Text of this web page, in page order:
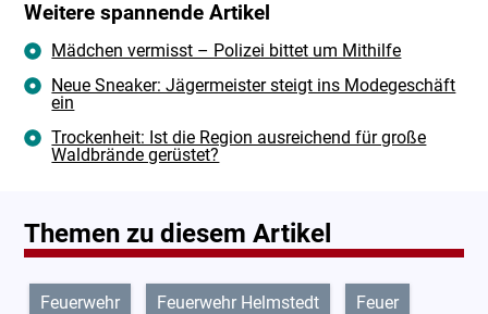
Weitere spannende Artikel
Mädchen vermisst – Polizei bittet um Mithilfe
Neue Sneaker: Jägermeister steigt ins Modegeschäft
ein
Trockenheit: Ist die Region ausreichend für große
Waldbrände gerüstet?
Themen zu diesem Artikel
Feuerwehr Feuerwehr Helmstedt Feuer